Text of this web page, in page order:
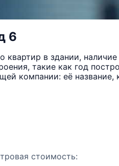
6
в здании, наличие
такие как год
компании: её название,
стоимость: